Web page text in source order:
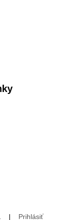
| Prihlásiť